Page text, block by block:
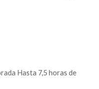
Hasta 7,5 horas de